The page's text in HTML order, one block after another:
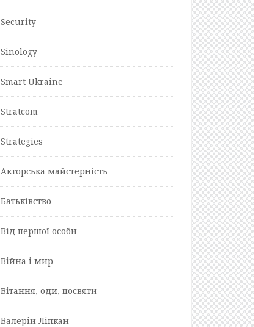
Security
Sinology
Smart Ukraine
Stratcom
Strategies
Акторська майстерність
Батьківство
Від першої особи
Війна і мир
Вітання, оди, посвяти
Валерій Ліпкан